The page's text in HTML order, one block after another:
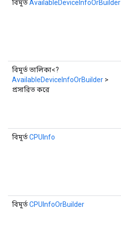
বিমূর্তAvailableDeviceInfoOrBuilder
বিমূর্ত তালিকা<?
AvailableDeviceInfoOrBuilder >
প্রসারিত করে
বিমূর্তCPUInfo
বিমূর্তCPUInfoOrBuilder